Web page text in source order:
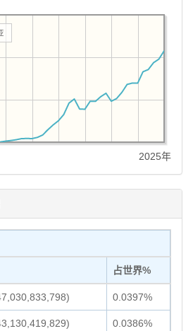
2025年
占世界%
0.0397%
0.0386%